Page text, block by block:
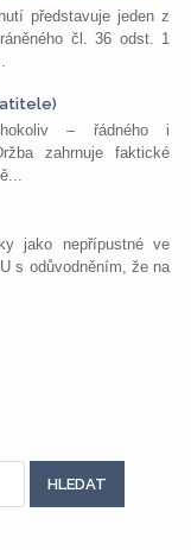
představuje jeden z
čl. 36 odst. 1
– řádného i
zahrnuje faktické
jako nepřípustné ve
s odůvodněním, že na